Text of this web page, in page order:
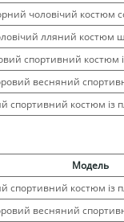
чоловічий костюм
лляний костюм
спортивний костюм
весняний
спортивний костюм
Модель
спортивний костюм
весняний